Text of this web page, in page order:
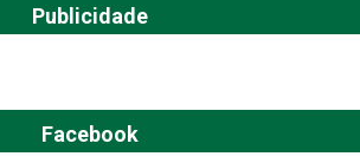
Publicidade
Facebook